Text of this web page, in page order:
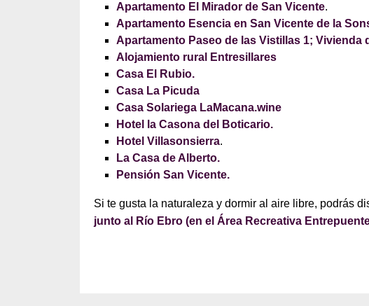
Apartamento El Mirador de San Vicente.
Apartamento Esencia en San Vicente de la
Apartamento Paseo de las Vistillas 1; Vivienda
Alojamiento rural Entresillares
Casa El Rubio.
Casa La Picuda
Casa Solariega LaMacana.wine
Hotel la Casona del Boticario.
Hotel Villasonsierra.
La Casa de Alberto.
Pensión San Vicente.
Si te gusta la naturaleza y dormir al aire libre, podrás
junto al Río Ebro (en el Área Recreativa